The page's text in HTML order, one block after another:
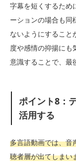
字幕を短くするため
ーションの場合も同
ないようにすること
度や感情の抑揚にも
意識することで、最
ポイント8：
活用する
多言語動画では、音
聴者層が出てしまい